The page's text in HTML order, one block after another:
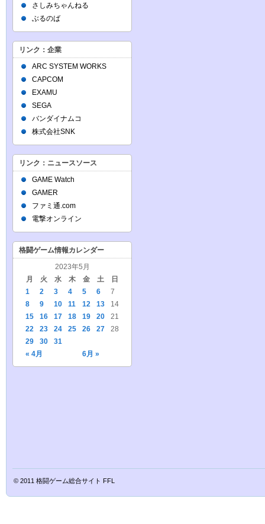
さしみちゃんねる
ぶるのば
リンク：企業
ARC SYSTEM WORKS
CAPCOM
EXAMU
SEGA
バンダイナムコ
株式会社SNK
リンク：ニュースソース
GAME Watch
GAMER
ファミ通.com
電撃オンライン
格闘ゲーム情報カレンダー
2023年5月
月
火 水 木 金 土 日
« 4月 6月 »
1 2 3 4 5 6
7
8
9 10 11 12 13
14
15
16 17 18 19 20
21
22
23 24 25 26 27
28
29
30 31
© 2011 格闘ゲーム総合サイト FFL